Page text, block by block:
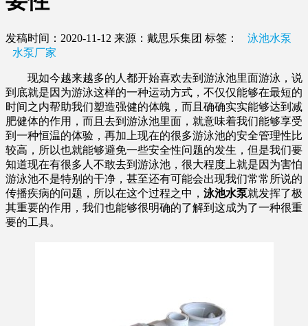
发稿时间：2020-11-12 来源：戴思乐集团 标签：
泳池水泵
水泵厂家
现如今越来越多的人都开始喜欢去到游泳池里面游泳，说
到底就是因为游泳这样的一种运动方式，不仅仅能够在最短的
时间之内帮助我们塑造强健的体魄，而且确确实实能够达到减
肥健体的作用，而且去到游泳池里面，就意味着我们能够享受
到一种恒温的体验，再加上现在的很多游泳池的安全管理性比
较高，所以也就能够避免一些安全性问题的发生，但是我们要
知道现在有很多人不敢去到游泳池，很大程度上就是因为害怕
游泳池不是特别的干净，甚至还有可能会出现我们常常所说的
传播疾病的问题，所以在这个过程之中， 泳池水泵就发挥了极
其重要的作用，我们也能够很明确的了解到这成为了一种很重
要的工具。